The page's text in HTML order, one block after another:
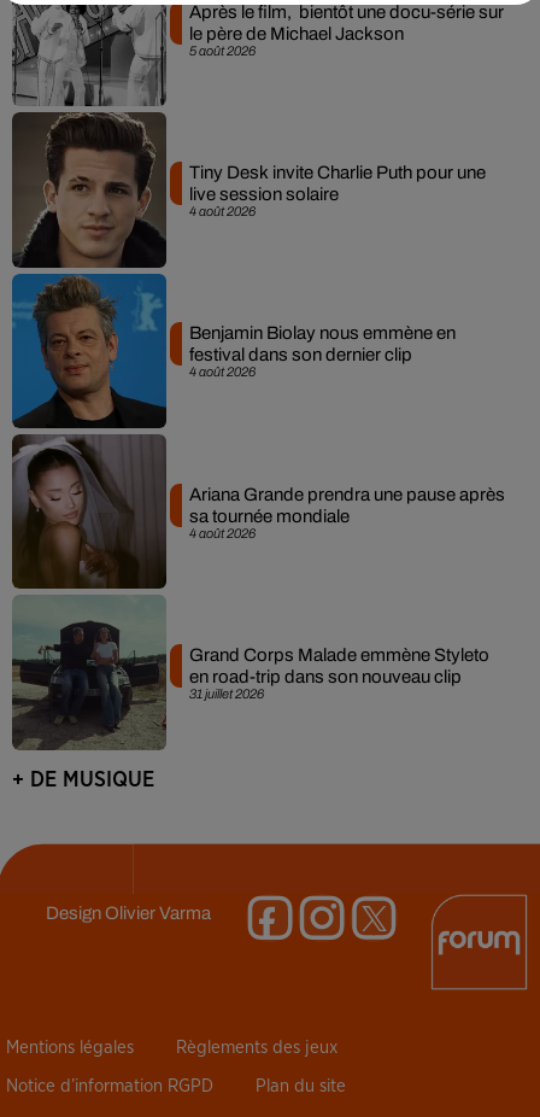
5 août 2026
Après le film, bientôt une docu-série sur
le père de Michael Jackson
4 août 2026
Tiny Desk invite Charlie Puth pour une
live session solaire
4 août 2026
Benjamin Biolay nous emmène en
festival dans son dernier clip
4 août 2026
Ariana Grande prendra une pause après
sa tournée mondiale
31 juillet 2026
Grand Corps Malade emmène Styleto
en road-trip dans son nouveau clip
+ DE MUSIQUE
DesignOlivier Varma
Mentions légales Règlements des jeux
Notice d’information RGPD Plan du site